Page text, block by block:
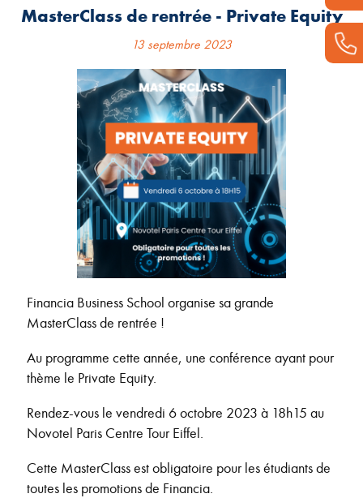
MasterClass de rentrée - Private Equity
13 septembre 2023
Financia Business School organise sa grande
MasterClass de rentrée !
Au programme cette année, une conférence ayant pour
thème le Private Equity.
Rendez-vous le vendredi 6 octobre 2023 à 18h15 au
Novotel Paris Centre Tour Eiffel.
Cette MasterClass est obligatoire pour les étudiants de
toutes les promotions de Financia.